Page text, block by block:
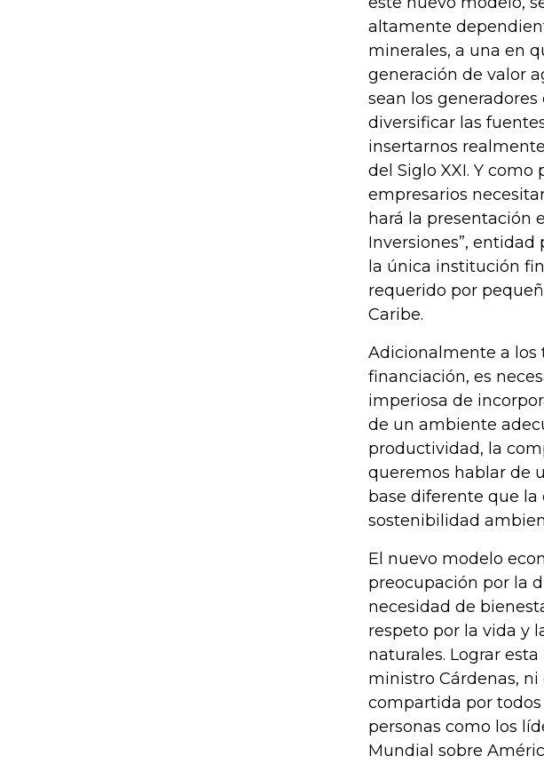
altamente
minerales, a una en
generación de valor
sean los
diversificar las
insertarnos
del Siglo XXI. Y
empresarios
hará la presentación
Inversiones”,
la única institución
requerido por
Caribe.
Adicionalmente a los
financiación, es
imperiosa de
de un ambiente
productividad, la
queremos hablar de
base diferente que la
sostenibilidad
El nuevo modelo
preocupación por la
necesidad de
respeto por la vida y
naturales. Lograr
ministro Cárdenas,
compartida por
personas como los
Mundial sobre